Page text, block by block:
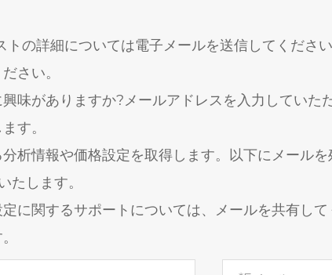
トの詳細については電子メールを送信してくださ
さい。
味がありますか?メールアドレスを入力していた
す。
析情報や価格設定を取得します。以下にメール
たします。
に関するサポートについては、メールを共有し